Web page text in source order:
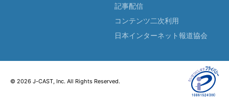
記事配信
コンテンツ二次利用
日本インターネット報道協会
© 2026 J-CAST, Inc. All Rights Reserved.